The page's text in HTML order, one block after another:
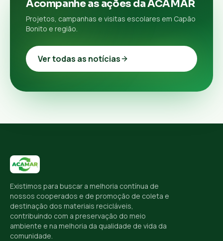
Acompanhe as ações da ACAMAR
Projetos, campanhas e visitas escolares em Capão
Bonito e região.
Ver todas as notícias
Existimos para buscar a melhoria contínua de
nossos cooperados e de promoção de coleta e
destinação dos materiais recicláveis,
contribuindo com a preservação do meio
ambiente e na melhoria da qualidade de vida da
comunidade.